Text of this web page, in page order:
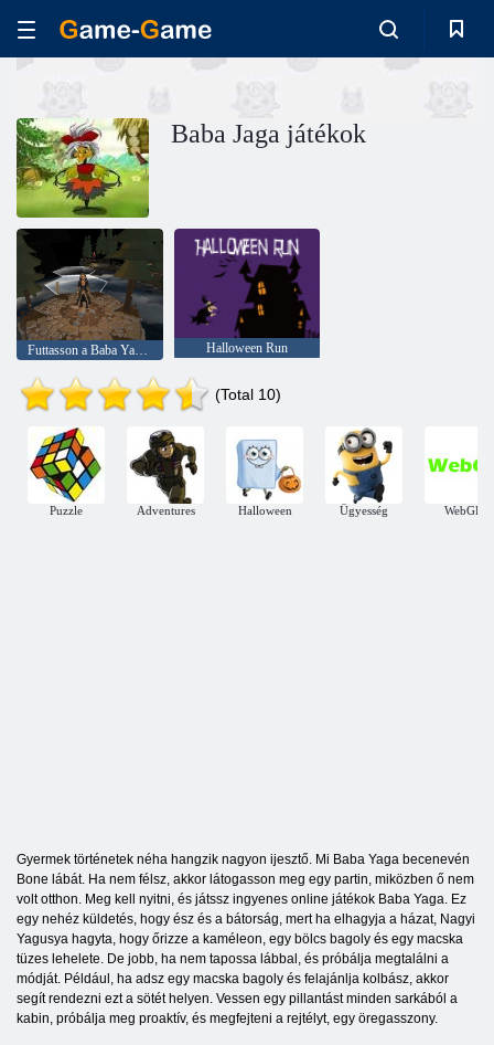
Baba Jaga játékok
Futtasson a Baba Yaga -ból Halloween Run
(Total 10)
Puzzle Adventures Halloween Ügyesség WebGL
Gyermek történetek néha hangzik nagyon ijesztő. Mi Baba Yaga becenevén
Bone lábát. Ha nem félsz, akkor látogasson meg egy partin, miközben ő nem
volt otthon. Meg kell nyitni, és játssz ingyenes online játékok Baba Yaga. Ez
egy nehéz küldetés, hogy ész és a bátorság, mert ha elhagyja a házat, Nagyi
Yagusya hagyta, hogy őrizze a kaméleon, egy bölcs bagoly és egy macska
tüzes lehelete. De jobb, ha nem tapossa lábbal, és próbálja megtalálni a
módját. Például, ha adsz egy macska bagoly és felajánlja kolbász, akkor
segít rendezni ezt a sötét helyen. Vessen egy pillantást minden sarkából a
kabin, próbálja meg proaktív, és megfejteni a rejtélyt, egy öregasszony.